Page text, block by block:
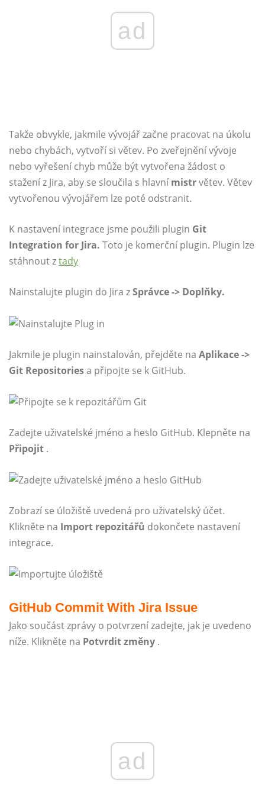
ad
Takže obvykle, jakmile vývojář začne pracovat na úkolu
nebo chybách, vytvoří si větev. Po zveřejnění vývoje
nebo vyřešení chyb může být vytvořena žádost o
stažení z Jira, aby se sloučila s hlavnímistrvětev. Větev
vytvořenou vývojářem lze poté odstranit.
K nastavení integrace jsme použili plugin Git
Integration for Jira. Toto je komerční plugin. Plugin lze
stáhnout ztady
Nainstalujte plugin do Jira zSprávce -> Doplňky.
Jakmile je plugin nainstalován, přejděte na Aplikace ->
Git Repositoriesa připojte se k GitHub.
Zadejte uživatelské jméno a heslo GitHub. Klepněte na
Připojit .
Zobrazí se úložiště uvedená pro uživatelský účet.
Klikněte na Import repozitářů dokončete nastavení
integrace.
GitHub Commit With Jira Issue
Jako součást zprávy o potvrzení zadejte, jak je uvedeno
níže. Klikněte na Potvrdit změny .
ad